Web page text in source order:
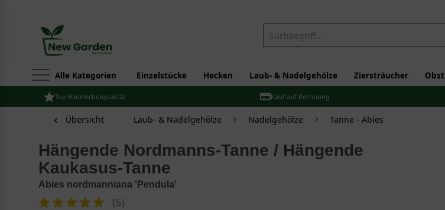
Alle Kategorien Einzelstücke Hecken Laub- & Nadelgehölze Ziersträucher Obst
Top Baumschulqualität Kauf auf Rechnung
Übersicht Laub- & Nadelgehölze Nadelgehölze Tanne - Abies
Hängende Nordmanns-Tanne / Hängende
Kaukasus-Tanne
Abies nordmanniana 'Pendula'
(5)